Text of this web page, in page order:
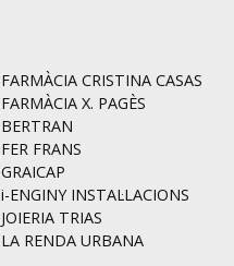
FARMÀCIA CRISTINA CASAS
FARMÀCIA X. PAGÈS
BERTRAN
FER FRANS
GRAICAP
i-ENGINY INSTAL·LACIONS
JOIERIA TRIAS
LA RENDA URBANA